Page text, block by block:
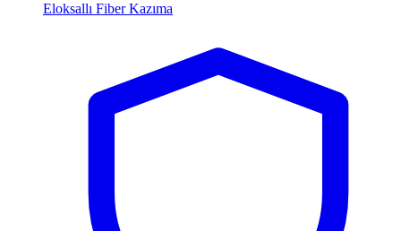
Eloksallı Fiber Kazıma